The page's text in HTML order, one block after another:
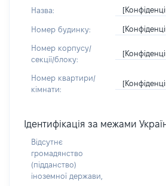
Назва:
Номер будинку:
Номер корпусу/
секції/блоку:
Номер квартири/
кімнати:
Ідентифікація за межами
Відсутнє
громадянство
(підданство)
іноземної держави,